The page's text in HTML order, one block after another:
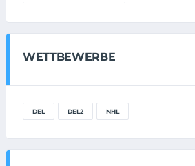
WETTBEWERBE
DEL DEL2 NHL